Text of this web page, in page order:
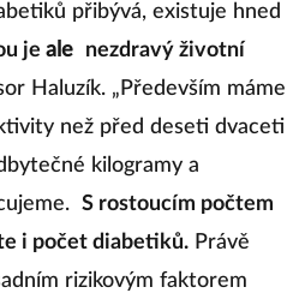
přibývá, existuje hned
je ale
nezdravý životní
Haluzík. „Především máme
než před deseti dvaceti
kilogramy a
S rostoucím počtem
i počet diabetiků. Právě
rizikovým faktorem